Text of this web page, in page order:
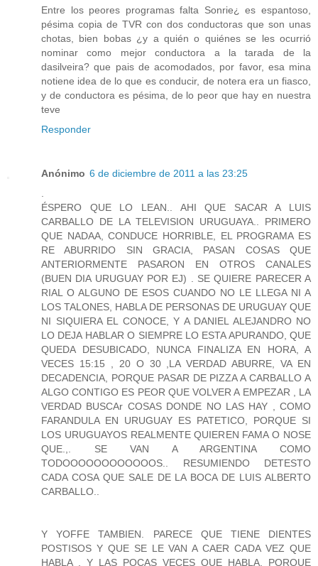
Entre los peores programas falta Sonrie¿ es espantoso,
pésima copia de TVR con dos conductoras que son unas
chotas, bien bobas ¿y a quién o quiénes se les ocurrió
nominar como mejor conductora a la tarada de la
dasilveira? que pais de acomodados, por favor, esa mina
notiene idea de lo que es conducir, de notera era un fiasco,
y de conductora es pésima, de lo peor que hay en nuestra
teve
Responder
Anónimo 6 de diciembre de 2011 a las 23:25
ÉSPERO QUE LO LEAN.. AHI QUE SACAR A LUIS
CARBALLO DE LA TELEVISION URUGUAYA.. PRIMERO
QUE NADAA, CONDUCE HORRIBLE, EL PROGRAMA ES
RE ABURRIDO SIN GRACIA, PASAN COSAS QUE
ANTERIORMENTE PASARON EN OTROS CANALES
(BUEN DIA URUGUAY POR EJ) . SE QUIERE PARECER A
RIAL O ALGUNO DE ESOS CUANDO NO LE LLEGA NI A
LOS TALONES, HABLA DE PERSONAS DE URUGUAY QUE
NI SIQUIERA EL CONOCE, Y A DANIEL ALEJANDRO NO
LO DEJA HABLAR O SIEMPRE LO ESTA APURANDO, QUE
QUEDA DESUBICADO, NUNCA FINALIZA EN HORA, A
VECES 15:15 , 20 O 30 ,LA VERDAD ABURRE, VA EN
DECADENCIA, PORQUE PASAR DE PIZZA A CARBALLO A
ALGO CONTIGO ES PEOR QUE VOLVER A EMPEZAR , LA
VERDAD BUSCAr COSAS DONDE NO LAS HAY , COMO
FARANDULA EN URUGUAY ES PATETICO, PORQUE SI
LOS URUGUAYOS REALMENTE QUIEREN FAMA O NOSE
QUE.,. SE VAN A ARGENTINA COMO
TODOOOOOOOOOOOOS.. RESUMIENDO DETESTO
CADA COSA QUE SALE DE LA BOCA DE LUIS ALBERTO
CARBALLO..
Y YOFFE TAMBIEN. PARECE QUE TIENE DIENTES
POSTISOS Y QUE SE LE VAN A CAER CADA VEZ QUE
HABLA , Y LAS POCAS VECES QUE HABLA, PORQUE